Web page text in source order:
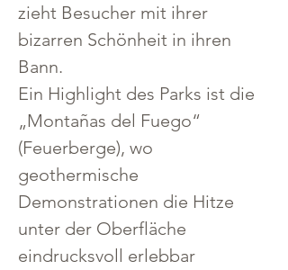
zieht Besucher mit ihrer
bizarren Schönheit in ihren
Bann.
Ein Highlight des Parks ist die
„Montañas del Fuego“
(Feuerberge), wo
geothermische
Demonstrationen die Hitze
unter der Oberfläche
eindrucksvoll erlebbar